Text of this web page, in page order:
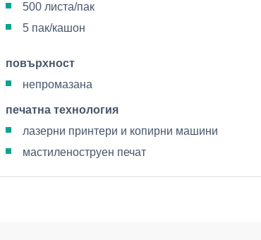
500 листа/пак
5 пак/кашон
повърхност
непромазана
печатна технология
лазерни принтери и копирни машини
мастиленоструен печат